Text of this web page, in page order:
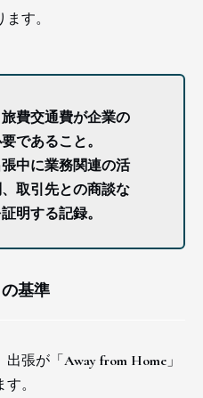
す。
費交通費が企業の
であること。
中に業務関連の活
取引先との商談な
明する記録。
の基準
張が「Away from Home」
。